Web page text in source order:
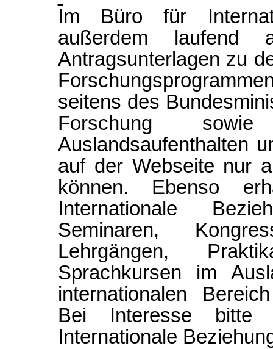
Im Büro für
außerdem laufend
Antragsunterlagen zu
seitens des
Forschung
Auslandsaufenthalten
auf der Webseite nur
können. Ebenso
Internationale
Seminaren,
Lehrgängen,
Sprachkursen im
internationalen
Bei Interesse
Internationale